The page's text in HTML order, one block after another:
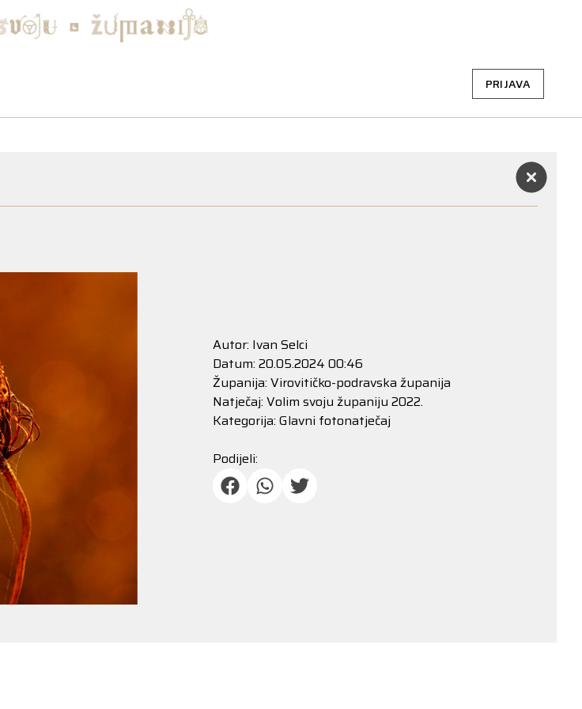
PRIJAVA
Autor: Ivan Selci
Datum: 20.05.2024 00:46
Županija: Virovitičko-podravska županija
Natječaj: Volim svoju županiju 2022.
Kategorija: Glavni fotonatječaj
Podijeli: